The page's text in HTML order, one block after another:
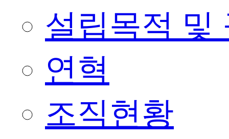
설립목적 및
연혁
조직현황